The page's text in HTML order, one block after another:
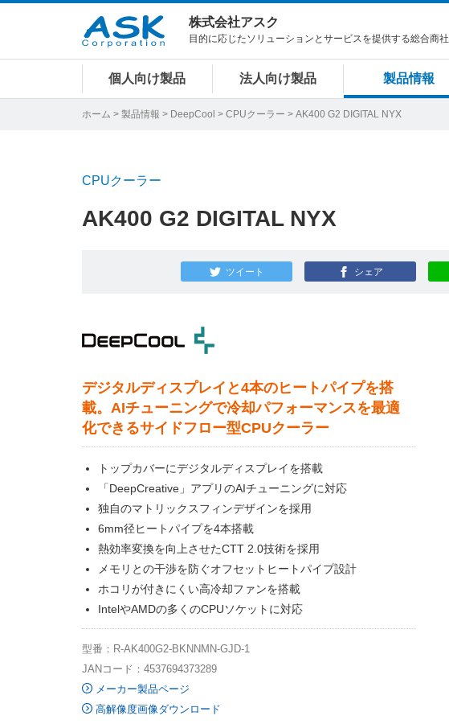
株式会社アスク
目的に応じたソリューションとサービスを提供する総合商社
個人向け製品 法人向け製品 製品情報
ホーム > 製品情報 > DeepCool > CPUクーラー > AK400 G2 DIGITAL NYX
CPUクーラー
AK400 G2 DIGITAL NYX
ツイート シェア
デジタルディスプレイと4本のヒートパイプを搭
載。AIチューニングで冷却パフォーマンスを最適
化できるサイドフロー型CPUクーラー
トップカバーにデジタルディスプレイを搭載
「DeepCreative」アプリのAIチューニングに対応
独自のマトリックスフィンデザインを採用
6mm径ヒートパイプを4本搭載
熱効率変換を向上させたCTT 2.0技術を採用
メモリとの干渉を防ぐオフセットヒートパイプ設計
ホコリが付きにくい高冷却ファンを搭載
IntelやAMDの多くのCPUソケットに対応
型番：R-AK400G2-BKNNMN-GJD-1
JANコード：4537694373289
メーカー製品ページ
高解像度画像ダウンロード